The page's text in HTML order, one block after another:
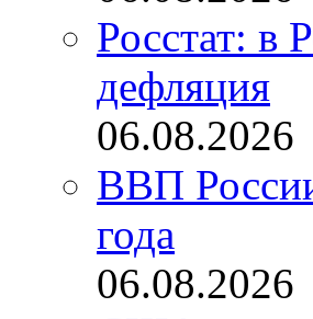
Росстат: в
дефляция
ВВП
года